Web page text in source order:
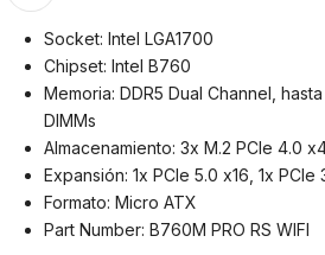
Socket: Intel LGA1700
Chipset: Intel B760
Memoria: DDR5 Dual Channel,
DIMMs
Almacenamiento: 3x M.2 PCIe 4.0
Expansión: 1x PCIe 5.0 x16, 1x PCIe
Formato: Micro ATX
Part Number: B760M PRO RS WIFI